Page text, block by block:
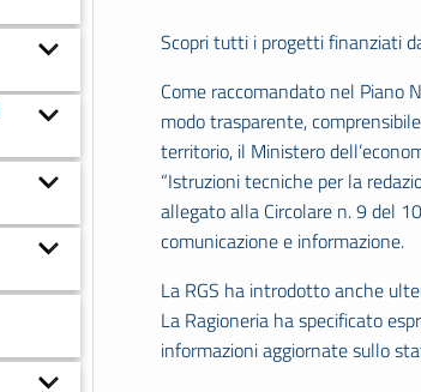
Scopri tutti i progetti finanziati
Come raccomandato nel Piano
modo trasparente,
territorio, il Ministero
“Istruzioni tecniche per la
allegato alla Circolare n. 9 del
comunicazione e informazione.
La RGS ha introdotto anche
La Ragioneria ha specificato
informazioni aggiornate sullo